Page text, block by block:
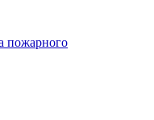
пожарного